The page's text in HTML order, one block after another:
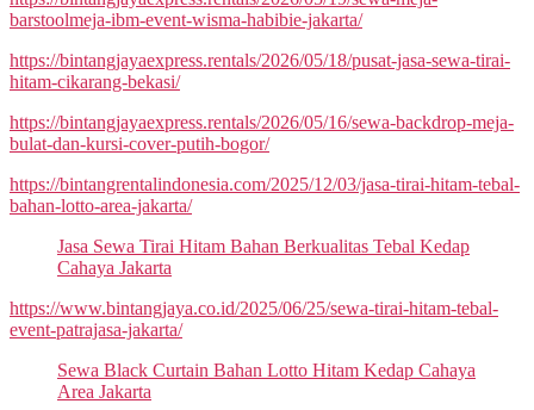
barstoolmeja-ibm-event-wisma-habibie-jakarta/
https://bintangjayaexpress.rentals/2026/05/18/pusat-jasa-sewa-tirai-
hitam-cikarang-bekasi/
https://bintangjayaexpress.rentals/2026/05/16/sewa-backdrop-meja-
bulat-dan-kursi-cover-putih-bogor/
https://bintangrentalindonesia.com/2025/12/03/jasa-tirai-hitam-tebal-
bahan-lotto-area-jakarta/
Jasa Sewa Tirai Hitam Bahan Berkualitas Tebal Kedap
Cahaya Jakarta
https://www.bintangjaya.co.id/2025/06/25/sewa-tirai-hitam-tebal-
event-patrajasa-jakarta/
Sewa Black Curtain Bahan Lotto Hitam Kedap Cahaya
Area Jakarta